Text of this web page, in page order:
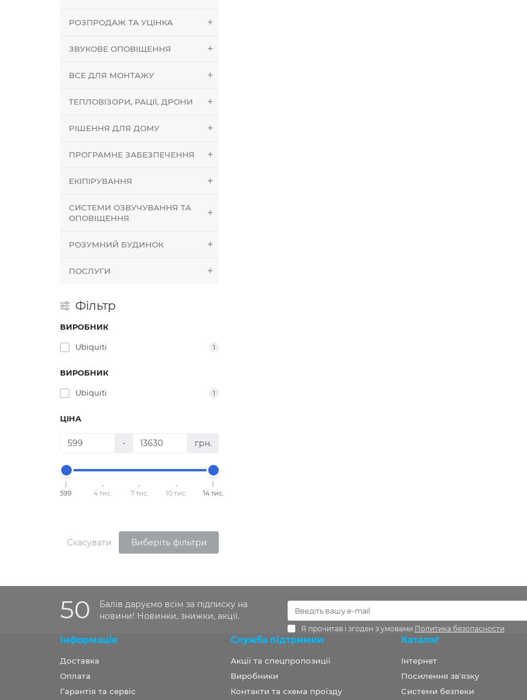
РОЗПРОДАЖ ТА УЦІНКА
ЗВУКОВЕ ОПОВІЩЕННЯ
ВСЕ ДЛЯ МОНТАЖУ
ТЕПЛОВІЗОРИ, РАЦІЇ, ДРОНИ
РІШЕННЯ ДЛЯ ДОМУ
ПРОГРАМНЕ ЗАБЕЗПЕЧЕННЯ
ЕКІПІРУВАННЯ
СИСТЕМИ ОЗВУЧУВАННЯ ТА
ОПОВІЩЕННЯ
РОЗУМНИЙ БУДИНОК
ПОСЛУГИ
Фільтр
ВИРОБНИК
Ubiquiti 1
ВИРОБНИК
Ubiquiti 1
ЦІНА
- грн.
599 4 тис. 7 тис. 10 тис. 14 тис.
Скасувати Виберіть фільтри
50
Балів даруємо всім за підписку на
новини! Новинки, знижки, акції.
Я прочитав і згоден з умовами Политика безопасности
Інформація
Доставка
Оплата
Гарантія та сервіс
Служба підтримки
Акції та спецпропозиції
Виробники
Контакти та схема проїзду
Каталог
Інтернет
Посилення зв'язку
Системи безпеки